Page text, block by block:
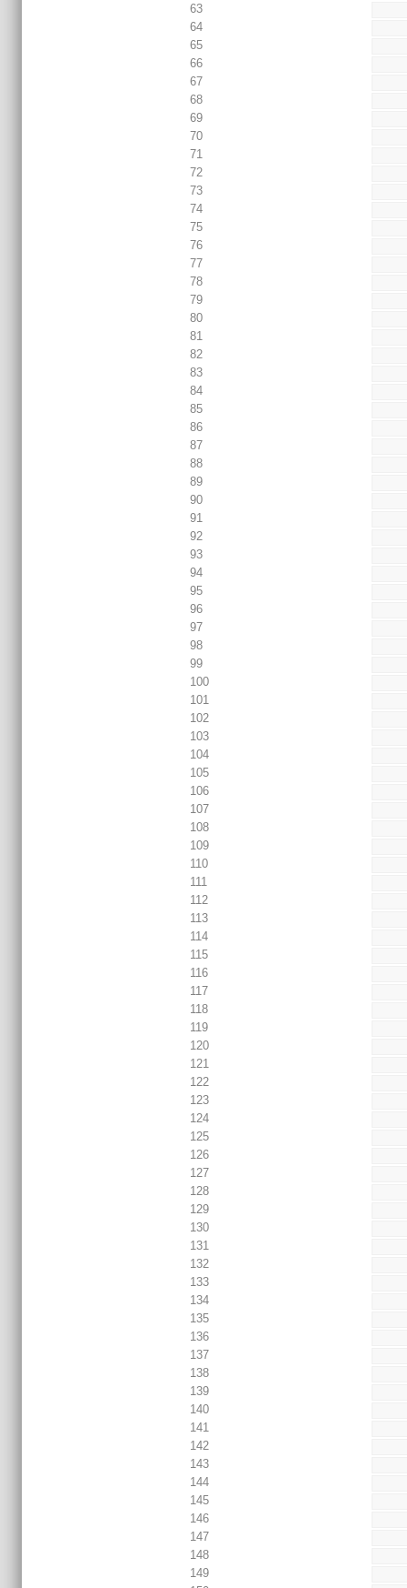
63
64
65
66
67
68
69
70
71
72
73
74
75
76
77
78
79
80
81
82
83
84
85
86
87
88
89
90
91
92
93
94
95
96
97
98
99
100
101
102
103
104
105
106
107
108
109
110
111
112
113
114
115
116
117
118
119
120
121
122
123
124
125
126
127
128
129
130
131
132
133
134
135
136
137
138
139
140
141
142
143
144
145
146
147
148
149